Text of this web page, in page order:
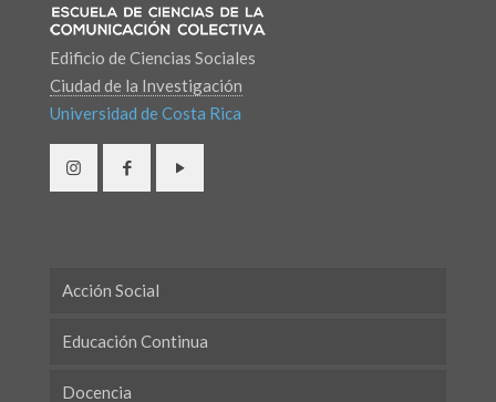
Edificio de Ciencias Sociales
Ciudad de la Investigación
Universidad de Costa Rica
Acción Social
Educación Continua
Docencia